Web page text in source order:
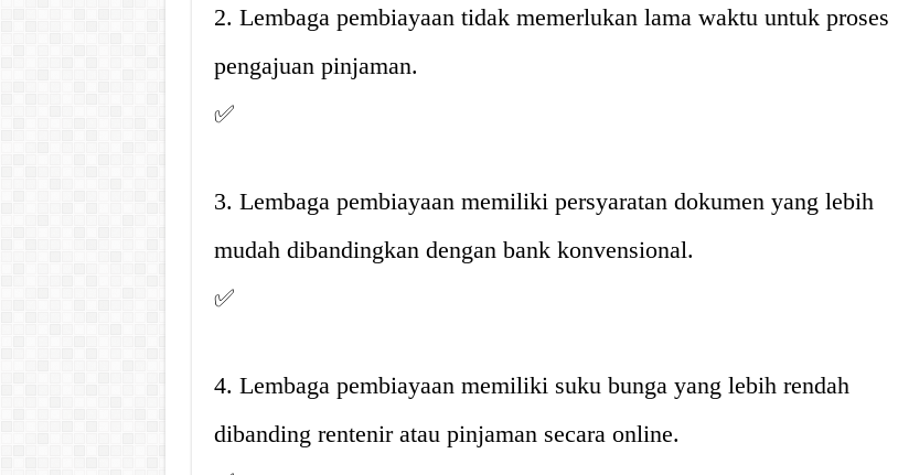
2. Lembaga pembiayaan tidak memerlukan lama waktu untuk proses
pengajuan pinjaman.
✅
3. Lembaga pembiayaan memiliki persyaratan dokumen yang lebih
mudah dibandingkan dengan bank konvensional.
✅
4. Lembaga pembiayaan memiliki suku bunga yang lebih rendah
dibanding rentenir atau pinjaman secara online.